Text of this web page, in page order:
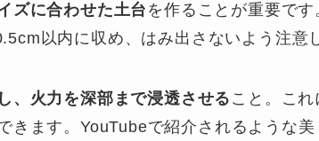
ズに合わせた土台 を作ることが重要で
以内に収め、はみ出さないよう注意
、火力を深部まで浸透させる こと。こ
きます。YouTubeで紹介されるような